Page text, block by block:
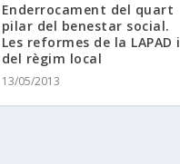
Enderrocament del quart
pilar del benestar social.
Les reformes de la LAPAD i
del règim local
13/05/2013